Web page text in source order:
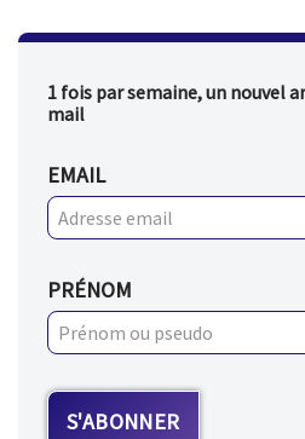
1 fois par semaine, un nouvel
mail
EMAIL
PRÉNOM